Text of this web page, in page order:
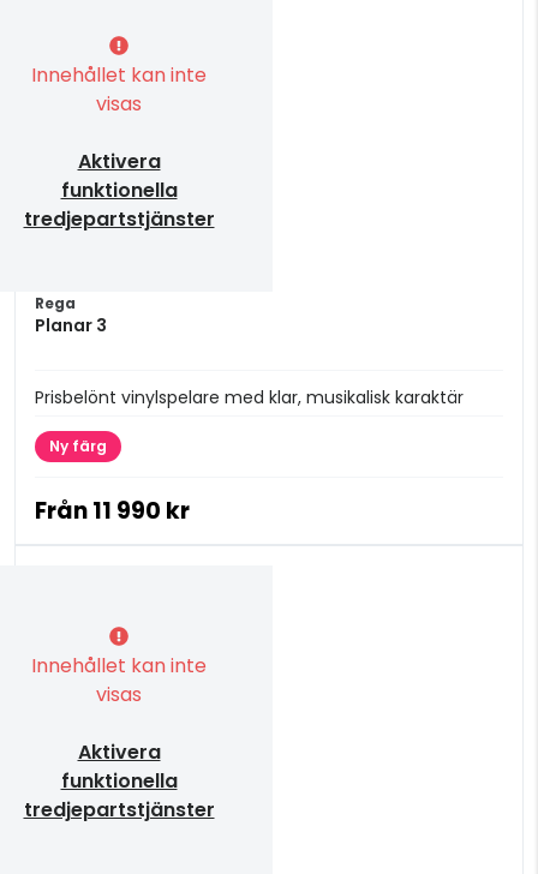
Innehållet kan inte
visas
Aktivera
funktionella
tredjepartstjänster
Rega
Planar 3
Prisbelönt vinylspelare med klar, musikalisk karaktär
Ny färg
Från11 990 kr
Innehållet kan inte
visas
Aktivera
funktionella
tredjepartstjänster